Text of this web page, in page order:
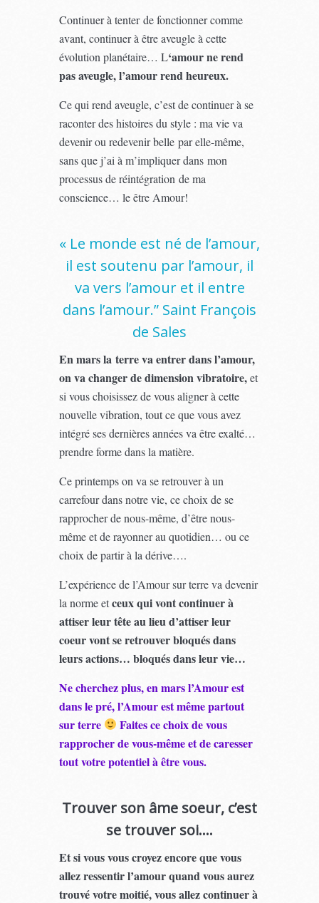
Continuer à tenter de fonctionner comme
avant, continuer à être aveugle à cette
évolution planétaire… L‘amour ne rend
pas aveugle, l’amour rend heureux.
Ce qui rend aveugle, c’est de continuer à se
raconter des histoires du style : ma vie va
devenir ou redevenir belle par elle-même,
sans que j’ai à m’impliquer dans mon
processus de réintégration de ma
conscience… le être Amour!
« Le monde est né de l’amour,
il est soutenu par l’amour, il
va vers l’amour et il entre
dans l’amour.” Saint François
de Sales
En mars la terre va entrer dans l’amour,
on va changer de dimension vibratoire,et
si vous choisissez de vous aligner à cette
nouvelle vibration, tout ce que vous avez
intégré ses dernières années va être exalté…
prendre forme dans la matière.
Ce printemps on va se retrouver à un
carrefour dans notre vie, ce choix de se
rapprocher de nous-même, d’être nous-
même et de rayonner au quotidien… ou ce
choix de partir à la dérive….
L’expérience de l’Amour sur terre va devenir
la norme etceux qui vont continuer à
attiser leur tête au lieu d’attiser leur
coeur vont se retrouver bloqués dans
leurs actions… bloqués dans leur vie…
Ne cherchez plus, en mars l’Amour est
dans le pré, l’Amour est même partout
sur terre
Faites ce choix de vous
rapprocher de vous-même et de caresser
tout votre potentiel à être vous.
Trouver son âme soeur, c’est
se trouver soi….
Et si vous vous croyez encore que vous
allez ressentir l’amour quand vous aurez
trouvé votre moitié, vous allez continuer à